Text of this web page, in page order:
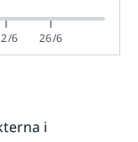
6 26/6
i